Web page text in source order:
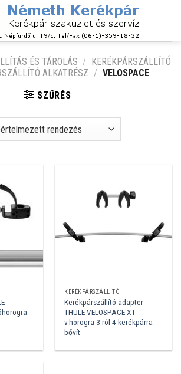
ÉS TÁROLÁS / KERÉKPÁRSZÁLLÍTÓ
ALKATRÉSZ / VELOSPACE
SZŰRÉS
KERÉKPÁRSZÁLLÍTÓ
Kerékpárszállító adapter
THULE VELOSPACE XT
v.horogra 3-ról 4 kerékpárra
bővít